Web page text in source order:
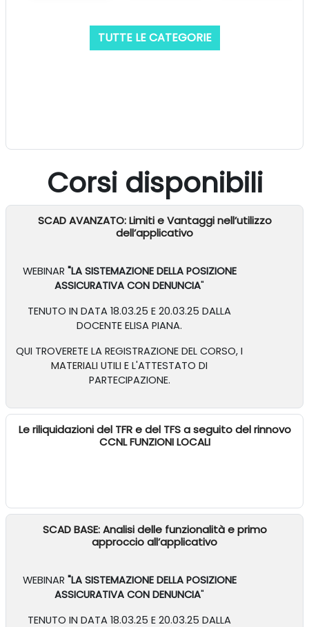
TUTTE LE CATEGORIE
Corsi disponibili
SCAD AVANZATO: Limiti e Vantaggi nell’utilizzo
dell’applicativo
WEBINAR "LA SISTEMAZIONE DELLA POSIZIONE
ASSICURATIVA CON DENUNCIA"
TENUTO IN DATA 18.03.25 E 20.03.25 DALLA
DOCENTE ELISA PIANA.
QUI TROVERETE LA REGISTRAZIONE DEL CORSO, I
MATERIALI UTILI E L'ATTESTATO DI
PARTECIPAZIONE.
Le riliquidazioni del TFR e del TFS a seguito del rinnovo
CCNL FUNZIONI LOCALI
SCAD BASE: Analisi delle funzionalità e primo
approccio all’applicativo
WEBINAR "LA SISTEMAZIONE DELLA POSIZIONE
ASSICURATIVA CON DENUNCIA"
TENUTO IN DATA 18.03.25 E 20.03.25 DALLA